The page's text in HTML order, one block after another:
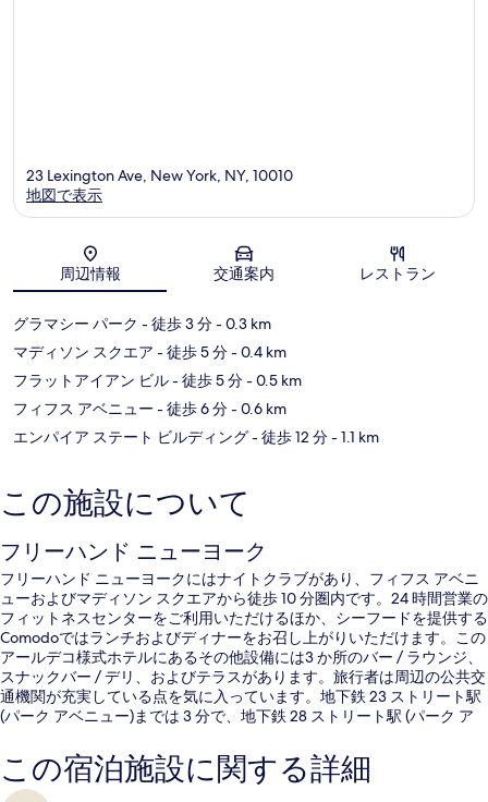
地図
23 Lexington Ave, New York, NY, 10010
地図で表示
周辺情報 交通案内 レストラン
グラマシー パーク - 徒歩 3 分- 0.3 km
マディソン スクエア - 徒歩 5 分- 0.4 km
フラットアイアン ビル- 徒歩 5 分- 0.5 km
フィフス アベニュー - 徒歩 6 分- 0.6 km
エンパイア ステート ビルディング- 徒歩 12 分- 1.1 km
この施設について
フリーハンド ニューヨーク
フリーハンド ニューヨークにはナイトクラブがあり、フィフス アベニ
ューおよびマディソン スクエアから徒歩 10 分圏内です。24 時間営業の
フィットネスセンターをご利用いただけるほか、シーフードを提供する
Comodoではランチおよびディナーをお召し上がりいただけます。この
アールデコ様式ホテルにあるその他設備には3 か所のバー / ラウンジ、
スナックバー / デリ、およびテラスがあります。旅行者は周辺の公共交
通機関が充実している点を気に入っています。地下鉄 23 ストリート駅
(パーク アベニュー)までは 3 分で、地下鉄 28 ストリート駅 (パーク ア
この宿泊施設に関する詳細